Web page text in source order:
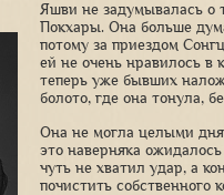
Яшви не задумывалась о
Покхары. Она больше
потому за приездом
ей не очень нравилось в
теперь уже бывших
болото, где она тонула,
Она не могла целыми
это наверняка
чуть не хватил удар, а
почистить собственного